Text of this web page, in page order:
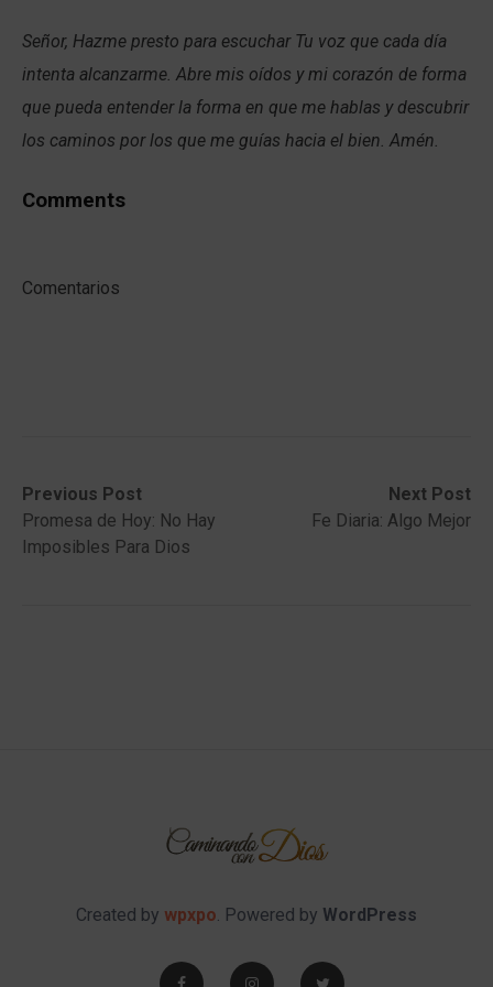
Señor, Hazme presto para escuchar Tu voz que cada día
intenta alcanzarme. Abre mis oídos y mi corazón de forma
que pueda entender la forma en que me hablas y descubrir
los caminos por los que me guías hacia el bien. Amén.
Comments
Comentarios
Post
navigation
Previous Post
Previous
post:Promesa de Hoy: No Hay
Imposibles Para Dios
Next Post
Next
post:
Fe Diaria: Algo Mejor
Created by wpxpo. Powered by WordPress